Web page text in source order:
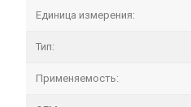
Единица измерения:
Тип:
Применяемость: